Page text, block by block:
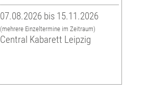
07.08.2026 bis 15.11.2026
(mehrere Einzeltermine im Zeitraum)
Central Kabarett Leipzig